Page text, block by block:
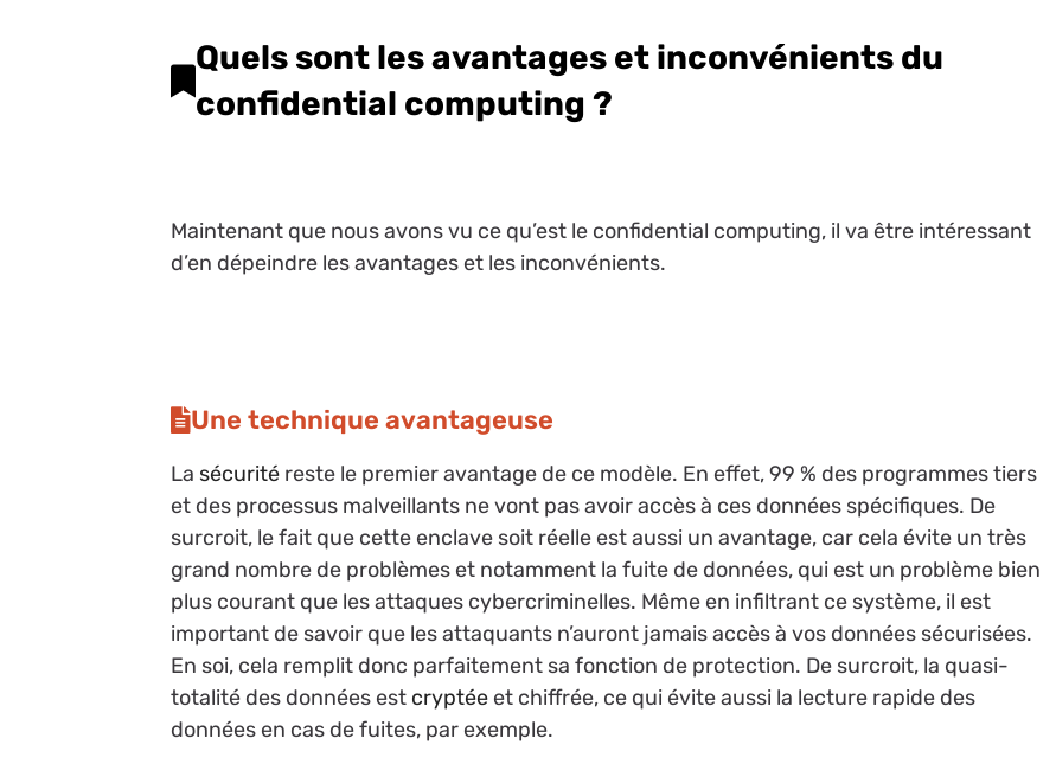
Quels sont les avantages et inconvénients du
confidential computing ?
Maintenant que nous avons vu ce qu’est le confidential computing, il va être intéressant
d’en dépeindre les avantages et les inconvénients.
Une technique avantageuse
La sécurité reste le premier avantage de ce modèle. En effet, 99 % des programmes tiers
et des processus malveillants ne vont pas avoir accès à ces données spécifiques. De
surcroit, le fait que cette enclave soit réelle est aussi un avantage, car cela évite un très
grand nombre de problèmes et notamment la fuite de données, qui est un problème bien
plus courant que les attaques cybercriminelles. Même en infiltrant ce système, il est
important de savoir que les attaquants n’auront jamais accès à vos données sécurisées.
En soi, cela remplit donc parfaitement sa fonction de protection. De surcroit, la quasi-
totalité des données est cryptée et chiffrée, ce qui évite aussi la lecture rapide des
données en cas de fuites, par exemple.